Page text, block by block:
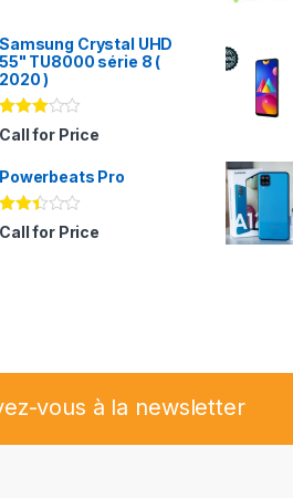
Samsung Crystal UHD
55" TU8000 série 8 (
2020 )
Note
2.94
Call for Price
Powerbeats Pro
Note
2.35
Call for Price
vous à la newsletter